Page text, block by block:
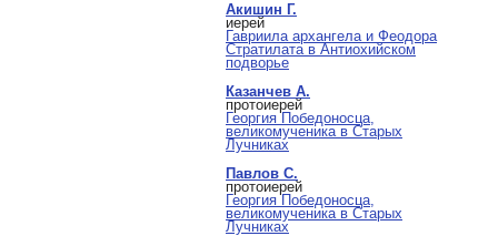
Акишин Г.
иерей
Гавриила архангела и Феодора
Стратилата в Антиохийском
подворье
Казанчев А.
протоиерей
Георгия Победоносца,
великомученика в Старых
Лучниках
Павлов С.
протоиерей
Георгия Победоносца,
великомученика в Старых
Лучниках